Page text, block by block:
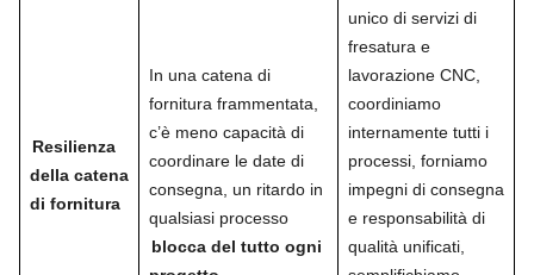
Resilienza
della catena
di fornitura
In una catena di
fornitura frammentata,
c’è meno capacità di
coordinare le date di
consegna, un ritardo in
qualsiasi processo
blocca del tutto ogni
unico di servizi di
fresatura e
lavorazione CNC,
coordiniamo
internamente tutti i
processi, forniamo
impegni di consegna
e responsabilità di
qualità unificati,